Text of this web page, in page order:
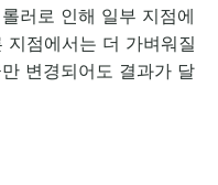
러로 인해 일부 지점에
점에서는 더 가벼워질
변경되어도 결과가 달